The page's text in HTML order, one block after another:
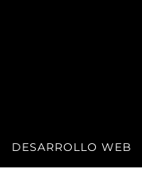
DESARROLLO WEB